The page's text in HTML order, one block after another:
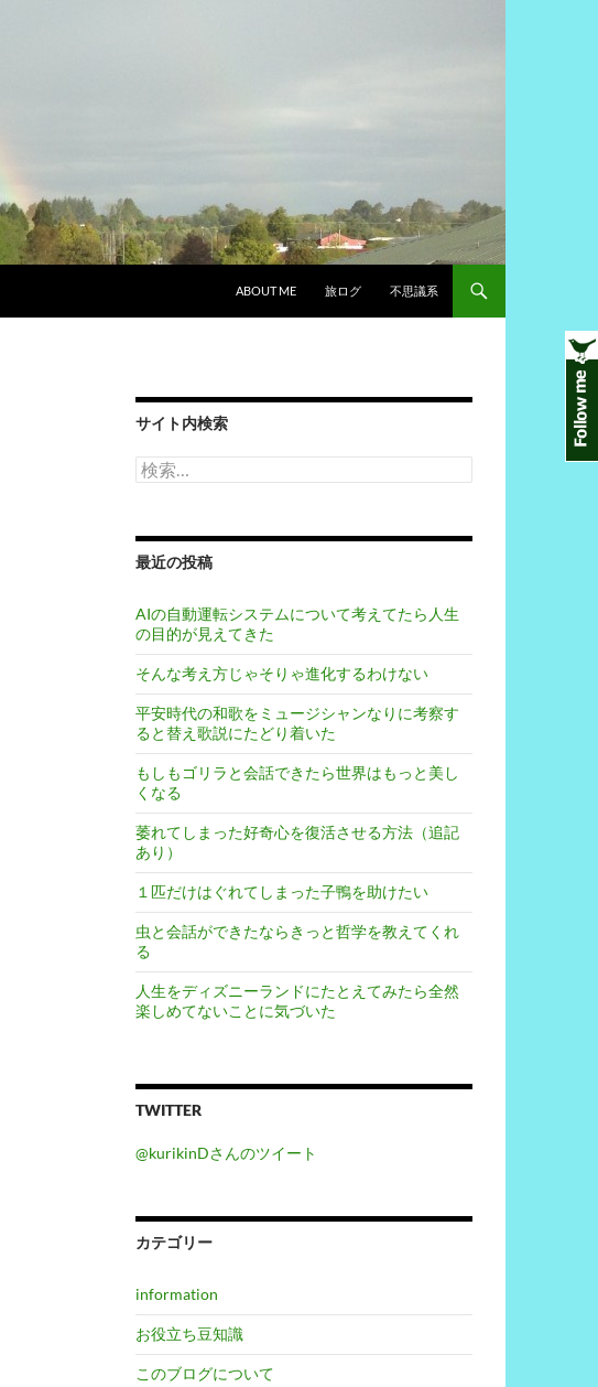
ABOUT ME 旅ログ 不思議系
サイト内検索
検
索:
最近の投稿
AIの自動運転システムについて考えてたら人生
の目的が見えてきた
そんな考え方じゃそりゃ進化するわけない
平安時代の和歌をミュージシャンなりに考察す
ると替え歌説にたどり着いた
もしもゴリラと会話できたら世界はもっと美し
くなる
萎れてしまった好奇心を復活させる方法（追記
あり）
１匹だけはぐれてしまった子鴨を助けたい
虫と会話ができたならきっと哲学を教えてくれ
る
人生をディズニーランドにたとえてみたら全然
楽しめてないことに気づいた
TWITTER
@kurikinDさんのツイート
カテゴリー
information
お役立ち豆知識
このブログについて